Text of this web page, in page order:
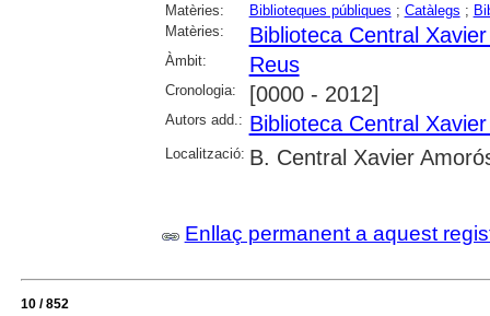
Matèries: Biblioteques públiques ; Catàlegs ;
Matèries:
Biblioteca Central
Àmbit: Reus
Cronologia: [0000 - 2012]
Autors add.: Biblioteca Central
Localització: B. Central Xavier
Enllaç permanent a aquest
10 / 852